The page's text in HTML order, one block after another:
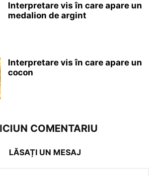
Interpretare vis în care apare un
medalion de argint
Interpretare vis în care apare un
cocon
COMENTARIU
LĂSAȚI UN MESAJ